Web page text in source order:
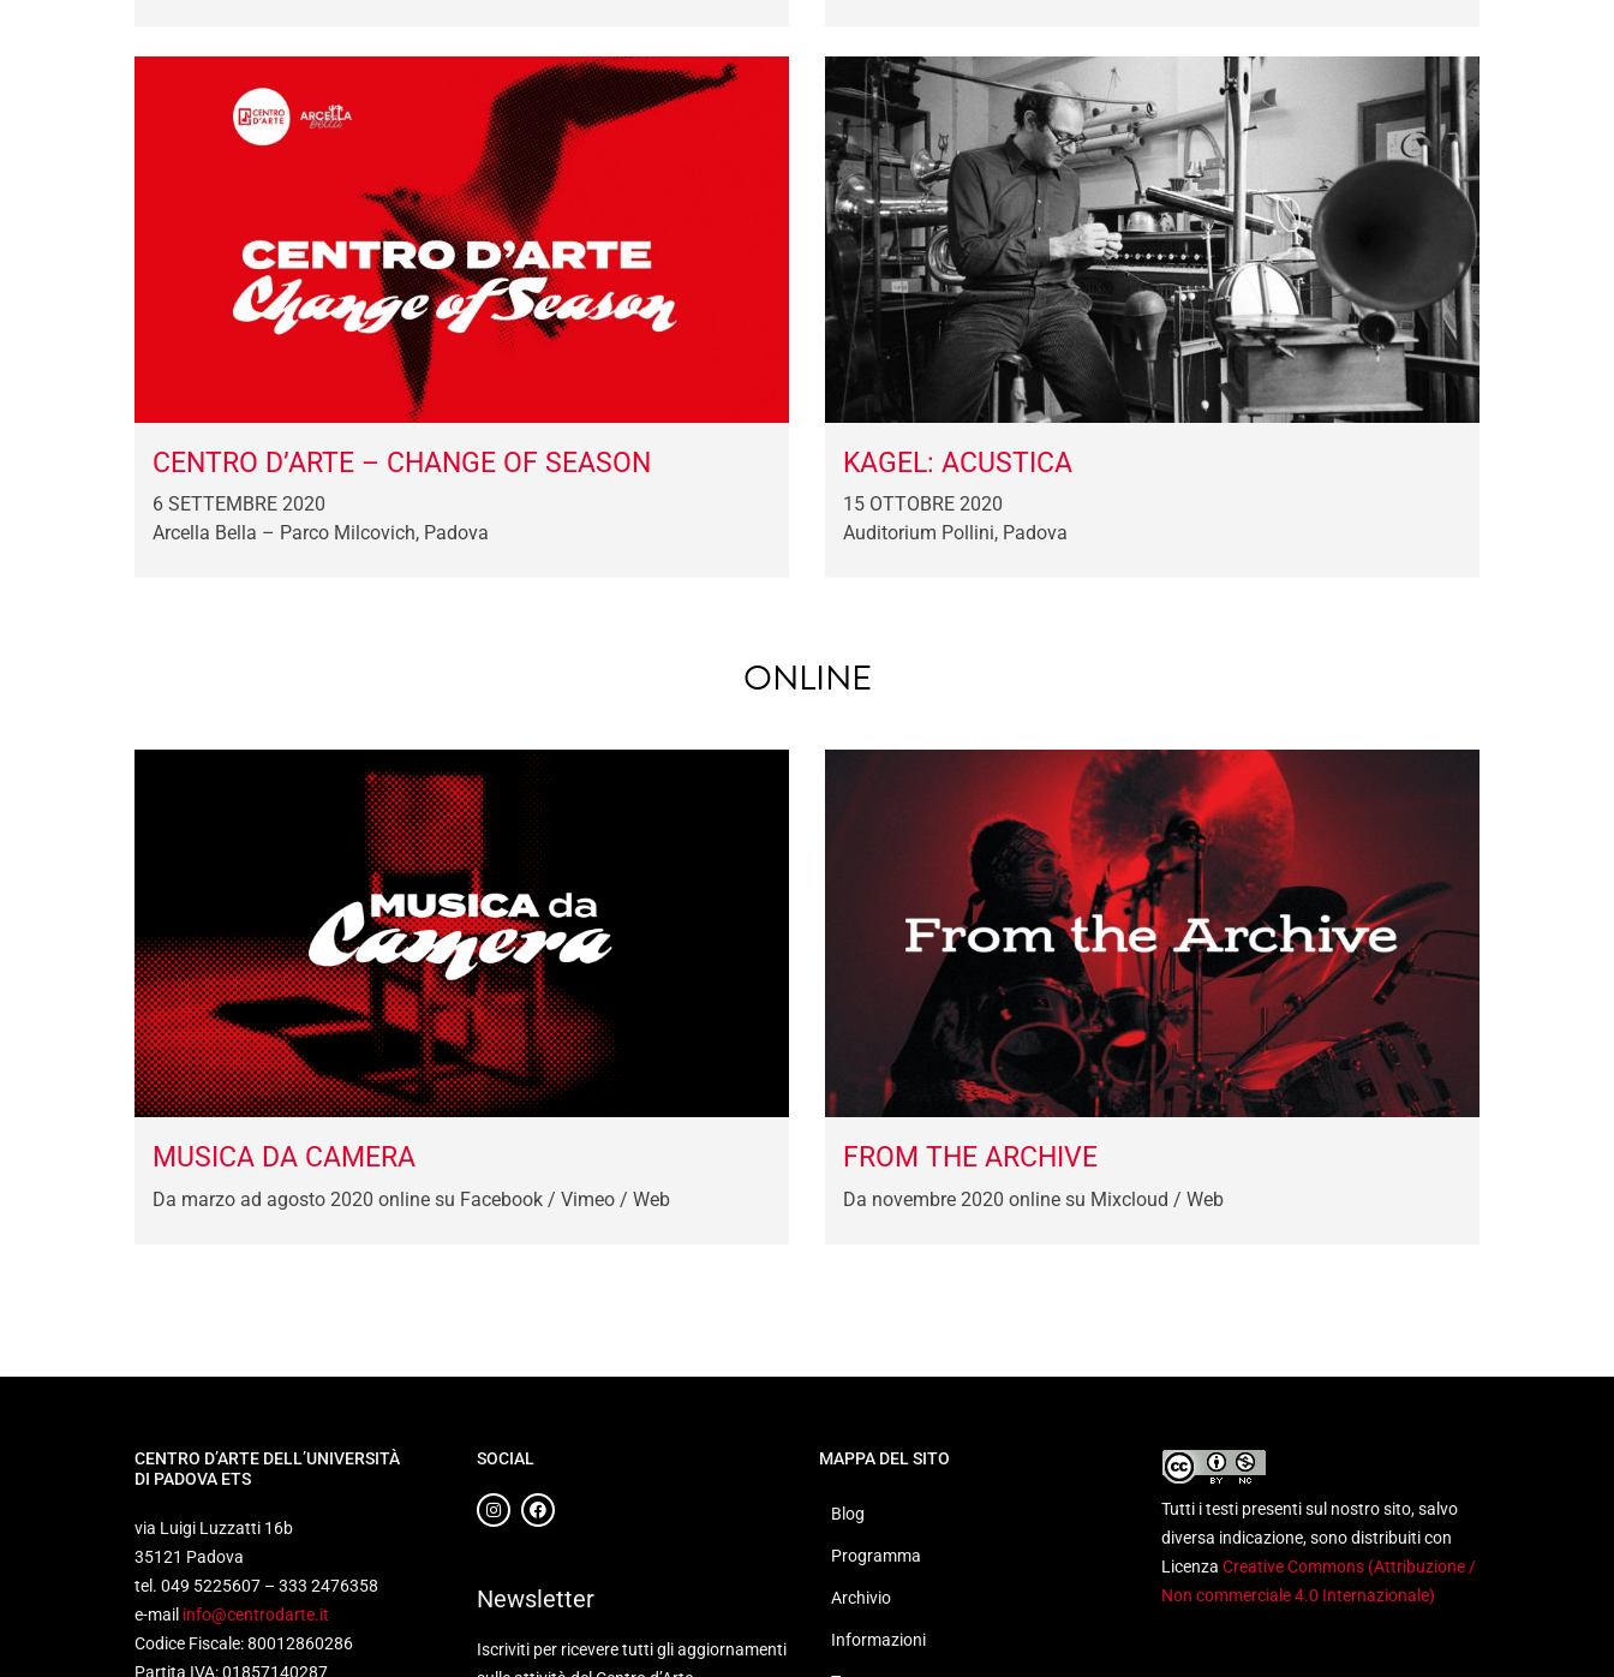
CENTRO D’ARTE – CHANGE OF SEASON
6 SETTEMBRE 2020
Arcella Bella – Parco Milcovich, Padova
KAGEL: ACUSTICA
15 OTTOBRE 2020
Auditorium Pollini, Padova
ONLINE
MUSICA DA CAMERA
Da marzo ad agosto 2020 online su Facebook / Vimeo / Web
FROM THE ARCHIVE
Da novembre 2020 online su Mixcloud / Web
CENTRO D’ARTE DELL’UNIVERSITÀ
DI PADOVA ETS
via Luigi Luzzatti 16b
35121 Padova
tel. 049 5225607 – 333 2476358
e-mail info@centrodarte.it
Codice Fiscale: 80012860286
Partita IVA: 01857140287
SOCIAL
Newsletter
Iscriviti per ricevere tutti gli aggiornamenti
MAPPA DEL SITO
Blog
Programma
Archivio
Informazioni
Tutti i testi presenti sul nostro sito, salvo
diversa indicazione, sono distribuiti con
Licenza Creative Commons (Attribuzione /
Non commerciale 4.0 Internazionale)